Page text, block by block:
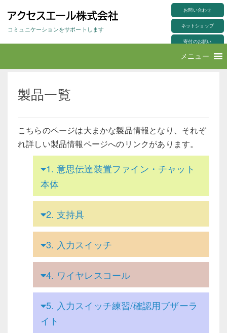
a
o
コミュニケーションをサポートします
お問い合わせ
ネットショップ
寄付のお願い
メニュー
製品一覧
こちらのページは大まかな製品情報となり、それぞ
れ詳しい製品情報ページへのリンクがあります。
1. 意思伝達装置ファイン・チャット
本体
2. 支持具
3. 入力スイッチ
4. ワイヤレスコール
5. 入力スイッチ練習/確認用ブザーラ
イト